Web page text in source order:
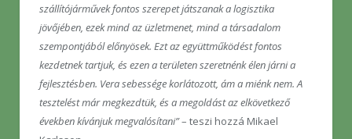
szállítójárművek fontos szerepet játszanak a logisztika
jövőjében, ezek mind az üzletmenet, mind a társadalom
szempontjából előnyösek. Ezt az együttműködést fontos
kezdetnek tartjuk, és ezen a területen szeretnénk élen járni a
fejlesztésben. Vera sebessége korlátozott, ám a miénk nem. A
tesztelést már megkezdtük, és a megoldást az elkövetkező
években kívánjuk megvalósítani”– teszi hozzá Mikael